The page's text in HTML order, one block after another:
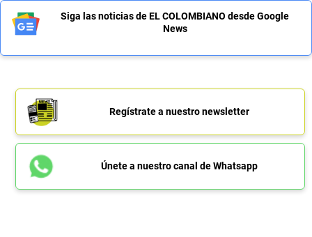
Siga las noticias de EL COLOMBIANO desde Google
News
Regístrate a nuestro newsletter
Únete a nuestro canal de Whatsapp